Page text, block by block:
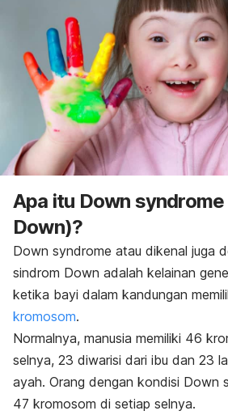
Apa itu Down syndrome
Down)?
Down syndrome atau dikenal juga
sindrom Down adalah kelainan
ketika bayi dalam kandungan
kromosom.
Normalnya, manusia memiliki 46
selnya, 23 diwarisi dari ibu dan 23
ayah. Orang dengan kondisi Down
47 kromosom di setiap selnya.